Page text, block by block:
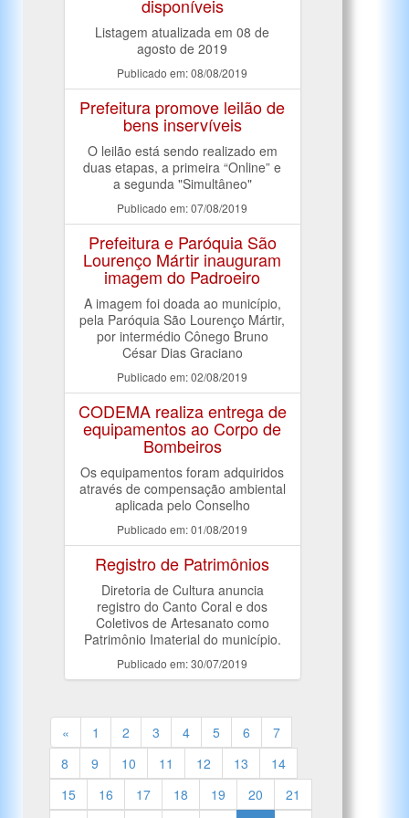
disponíveis
Listagem atualizada em 08 de
agosto de 2019
Publicado em: 08/08/2019
Prefeitura promove leilão de
bens inservíveis
O leilão está sendo realizado em
duas etapas, a primeira “Online” e
a segunda "Simultâneo"
Publicado em: 07/08/2019
Prefeitura e Paróquia São
Lourenço Mártir inauguram
imagem do Padroeiro
A imagem foi doada ao município,
pela Paróquia São Lourenço Mártir,
por intermédio Cônego Bruno
César Dias Graciano
Publicado em: 02/08/2019
CODEMA realiza entrega de
equipamentos ao Corpo de
Bombeiros
Os equipamentos foram adquiridos
através de compensação ambiental
aplicada pelo Conselho
Publicado em: 01/08/2019
Registro de Patrimônios
Diretoria de Cultura anuncia
registro do Canto Coral e dos
Coletivos de Artesanato como
Patrimônio Imaterial do município.
Publicado em: 30/07/2019
« 1 2 3 4 5 6
7
8
9 10 11 12 13
14
15
16 17 18 19 20
21